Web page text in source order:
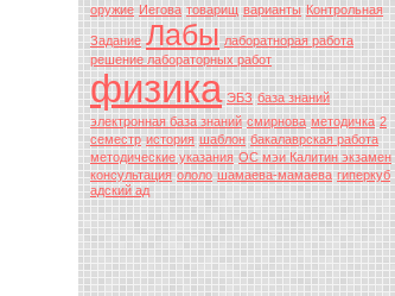
оружие Иегова товарищ варианты Контрольная
Задание Лабы лаборатнорая работа
решение лабораторных работ
физика ЭБЗ база знаний
электронная база знаний смирнова методичка 2
семестр история шаблон бакалаврская работа
методические указания ОС мэи Калитин экзамен
консультация ололо шамаева-мамаева гиперкуб
адский ад